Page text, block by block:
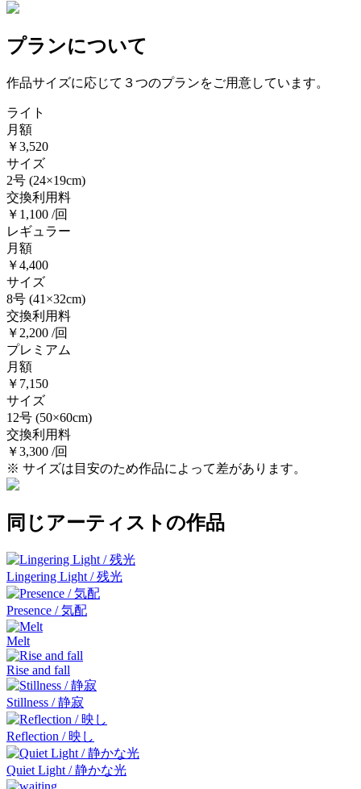
プランについて
作品サイズに応じて３つのプランをご用意しています。
ライト
月額
￥3,520
サイズ
2号 (24×19cm)
交換利用料
￥1,100 /回
レギュラー
月額
￥4,400
サイズ
8号 (41×32cm)
交換利用料
￥2,200 /回
プレミアム
月額
￥7,150
サイズ
12号 (50×60cm)
交換利用料
￥3,300 /回
※ サイズは目安のため作品によって差があります。
同じアーティストの作品
Lingering Light / 残光
Presence / 気配
Melt
Rise and fall
Stillness / 静寂
Reflection / 映し
Quiet Light / 静かな光